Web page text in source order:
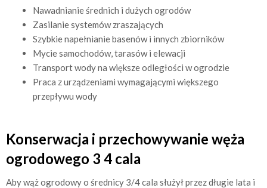
Nawadnianie średnich i dużych ogrodów
Zasilanie systemów zraszających
Szybkie napełnianie basenów i innych zbiorników
Mycie samochodów, tarasów i elewacji
Transport wody na większe odległości w ogrodzie
Praca z urządzeniami wymagającymi większego
przepływu wody
Konserwacja i przechowywanie węża
ogrodowego 3 4 cala
Aby wąż ogrodowy o średnicy 3/4 cala służył przez długie lata i